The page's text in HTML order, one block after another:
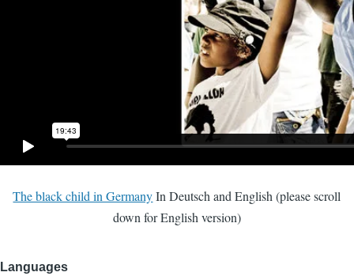
The black child in GermanyIn Deutsch and English (please scroll
down for English version)
Languages